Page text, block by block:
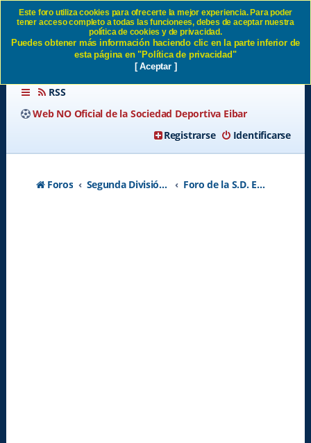
Nuestros rivales en Segunda,
Temporada 2025/26 SD Eibar
RSS
Web NO Oficial de la Sociedad Deportiva Eibar
Identificarse
Registrarse
Foros Segunda División A - Temporada 2026-2027 Foro de la S.D. Eibar
Este foro utiliza cookies para ofrecerte la mejor experiencia. Para poder
tener acceso completo a todas las funcionees, debes de aceptar nuestra
política de cookies y de privacidad.
Puedes obtener más información haciendo clic en la parte inferior de
esta página en "Política de privacidad"
[ Aceptar ]